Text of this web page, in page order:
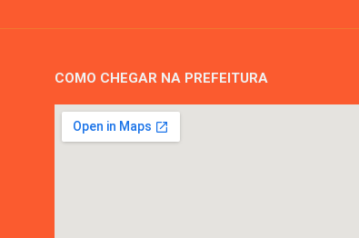
COMO CHEGAR NA PREFEITURA